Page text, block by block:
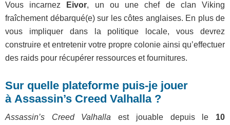
Vous incarnez Eivor, un ou une chef de clan Viking
fraîchement débarqué(e) sur les côtes anglaises. En plus de
vous impliquer dans la politique locale, vous devrez
construire et entretenir votre propre colonie ainsi qu’effectuer
des raids pour récupérer ressources et fournitures.
Sur quelle plateforme puis-je jouer
à Assassin’s Creed Valhalla ?
Assassin’s Creed Valhalla est jouable depuis le 10